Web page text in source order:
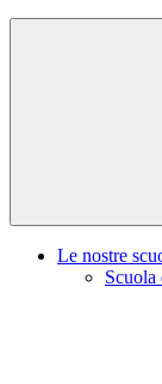
Le nostre